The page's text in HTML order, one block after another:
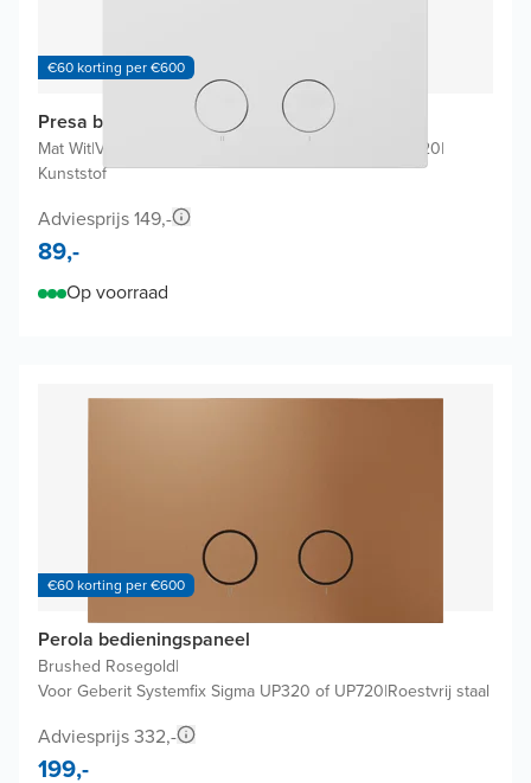
€60 korting per €600
Presa bedieningspaneel
Mat Wit|Voor Geberit Systemfix Sigma UP320 of UP720|
Kunststof
Adviesprijs 149,-
89,-
Op voorraad
€60 korting per €600
Perola bedieningspaneel
Brushed Rosegold|
Voor Geberit Systemfix Sigma UP320 of UP720|Roestvrij staal
Adviesprijs 332,-
199,-